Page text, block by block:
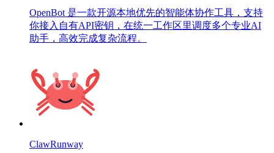
OpenBot 是一款开源本地优先的智能体协作工具，支持
你接入自有API密钥，在统一工作区里调度多个专业AI
助手，高效完成复杂流程。
ClawRunway